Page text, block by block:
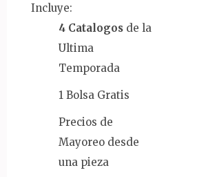
Incluye:
4 Catalogos de la
Ultima
Temporada
1 Bolsa Gratis
Precios de
Mayoreo desde
una pieza